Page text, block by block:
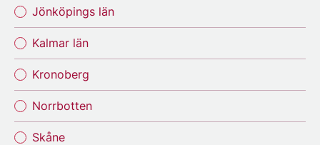
Jönköpings län
Kalmar län
Kronoberg
Norrbotten
Skåne